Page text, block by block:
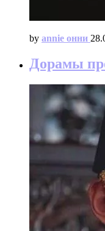
by annie онни
Дорамы